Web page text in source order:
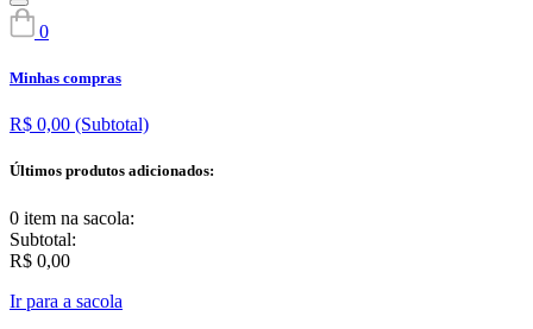
0
Minhas compras
R$ 0,00 (Subtotal)
Últimos produtos adicionados:
0 item na sacola:
Subtotal:
R$ 0,00
Ir para a sacola